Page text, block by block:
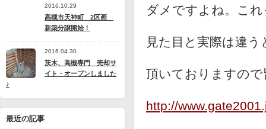
2016.10.29
高槻市天神町 2区画
新築分譲開始！
2016.04.30
茨木、高槻専門 売却サ
イト・オープンしました
♪
最近の記事
ダメですよね。こ
見た目と実際は違
頂いておりますの
http://